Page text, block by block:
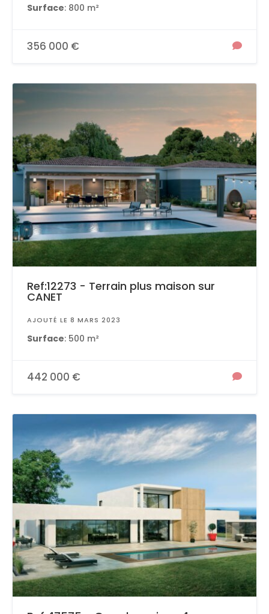
Surface: 800 m²
356 000 €
Ref:12273 - Terrain plus maison sur
CANET
AJOUTÉ LE 8 MARS 2023
Surface: 500 m²
442 000 €